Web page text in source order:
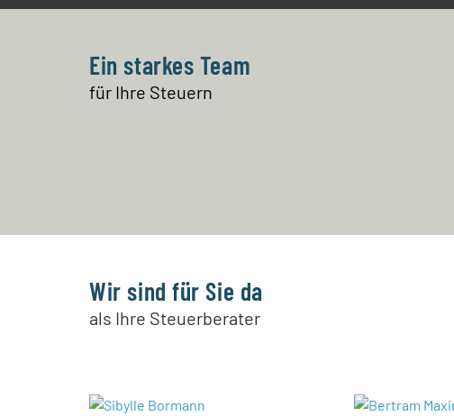
Ein starkes Team
für Ihre Steuern
Wir sind für Sie da
als Ihre Steuerberater